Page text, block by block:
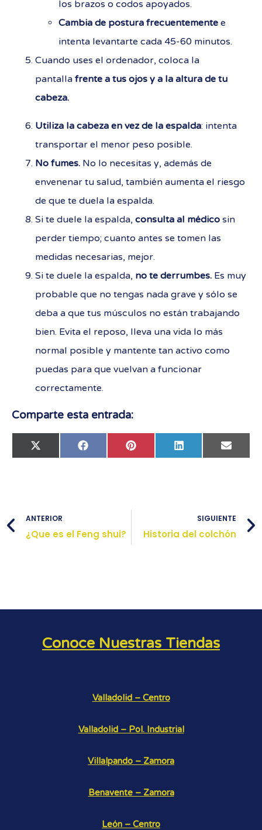
los brazos o codos apoyados.
Cambia de postura frecuentemente e
intenta levantarte cada 45-60 minutos.
Cuando uses el ordenador, coloca la
pantalla frente a tus ojos y a la altura de tu
cabeza.
Utiliza la cabeza en vez de la espalda: intenta
transportar el menor peso posible.
No fumes. No lo necesitas y, además de
envenenar tu salud, también aumenta el riesgo
de que te duela la espalda.
Si te duele la espalda, consulta al médico sin
perder tiempo; cuanto antes se tomen las
medidas necesarias, mejor.
Si te duele la espalda, no te derrumbes. Es muy
probable que no tengas nada grave y sólo se
deba a que tus músculos no están trabajando
bien. Evita el reposo, lleva una vida lo más
normal posible y mantente tan activo como
puedas para que vuelvan a funcionar
correctamente.
Comparte esta entrada:
X
LinkedIn
ANTERIOR
¿Que es el Feng shui?
SIGUIENTE
Historia del colchón
Conoce Nuestras Tiendas
Valladolid – Centro
Valladolid – Pol. Industrial
Villalpando – Zamora
Benavente – Zamora
León – Centro